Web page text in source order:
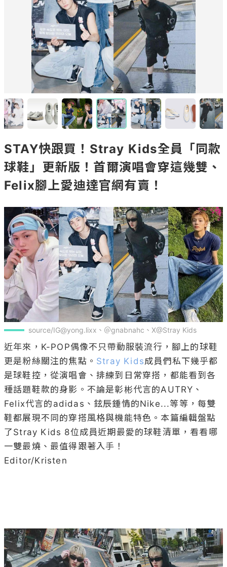
STAY快跟買！Stray Kids全員「同款
球鞋」更新版！首爾演唱會穿這幾雙、
Felix腳上愛迪達官網有賣！
source/IG@yong.lixx、＠gnabnahc、X@Stray Kids
近年來，K-POP偶像不只帶動服裝流行，腳上的球鞋
更是粉絲關注的焦點。 Stray Kids成員們私下幾乎都
是球鞋控，從演唱會、排練到日常穿搭，都能看到各
種話題鞋款的身影。不論是彰彬代言的AUTRY、
Felix代言的adidas、鉉辰鍾情的Nike...等等，每雙
鞋都展現不同的穿搭風格與機能特色。本篇編輯盤點
了Stray Kids 8位成員近期最愛的球鞋清單，看看哪
一雙最燒、最值得跟著入手！
Editor/Kristen